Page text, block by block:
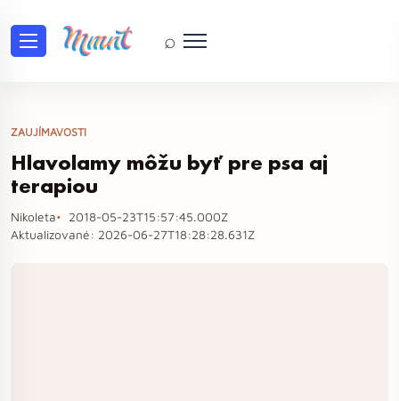
⌕
ZAUJÍMAVOSTI
Hlavolamy môžu byť pre psa aj
terapiou
Nikoleta
2018-05-23T15:57:45.000Z
Aktualizované: 2026-06-27T18:28:28.631Z